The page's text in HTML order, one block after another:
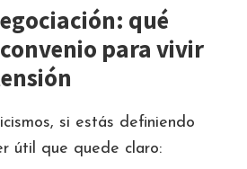
qué
para vivir
si estás definiendo
útil que quede claro: